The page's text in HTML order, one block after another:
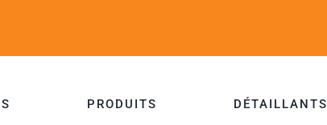
PRODUITS DÉTAILLANTS